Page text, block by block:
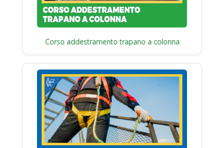
Corso addestramento trapano a colonna